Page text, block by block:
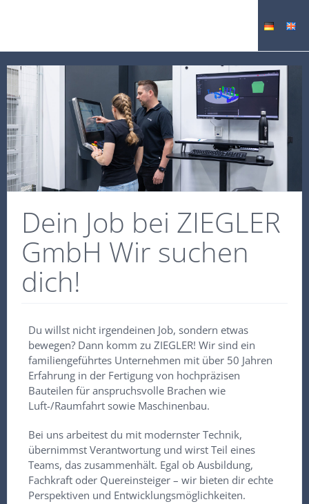
Dein Job bei ZIEGLER
GmbH Wir suchen
dich!
Du willst nicht irgendeinen Job, sondern etwas
bewegen? Dann komm zu ZIEGLER! Wir sind ein
familiengeführtes Unternehmen mit über 50 Jahren
Erfahrung in der Fertigung von hochpräzisen
Bauteilen für anspruchsvolle Brachen wie
Luft-/Raumfahrt sowie Maschinenbau.
Bei uns arbeitest du mit modernster Technik,
übernimmst Verantwortung und wirst Teil eines
Teams, das zusammenhält. Egal ob Ausbildung,
Fachkraft oder Quereinsteiger – wir bieten dir echte
Perspektiven und Entwicklungsmöglichkeiten.